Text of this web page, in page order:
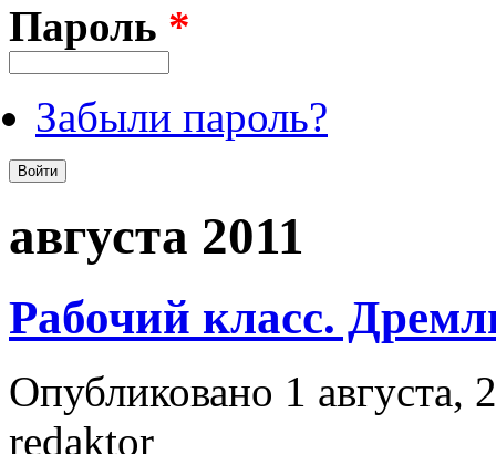
Пароль *
Забыли пароль?
августа 2011
Рабочий класс.
Опубликовано 1 августа,
redaktor